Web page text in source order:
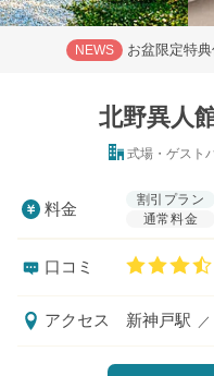
NEWS お盆限定特
北野異人
式場・ゲスト
料金
割引プラン
通常料金
口コミ
アクセス 新神戸駅 ／